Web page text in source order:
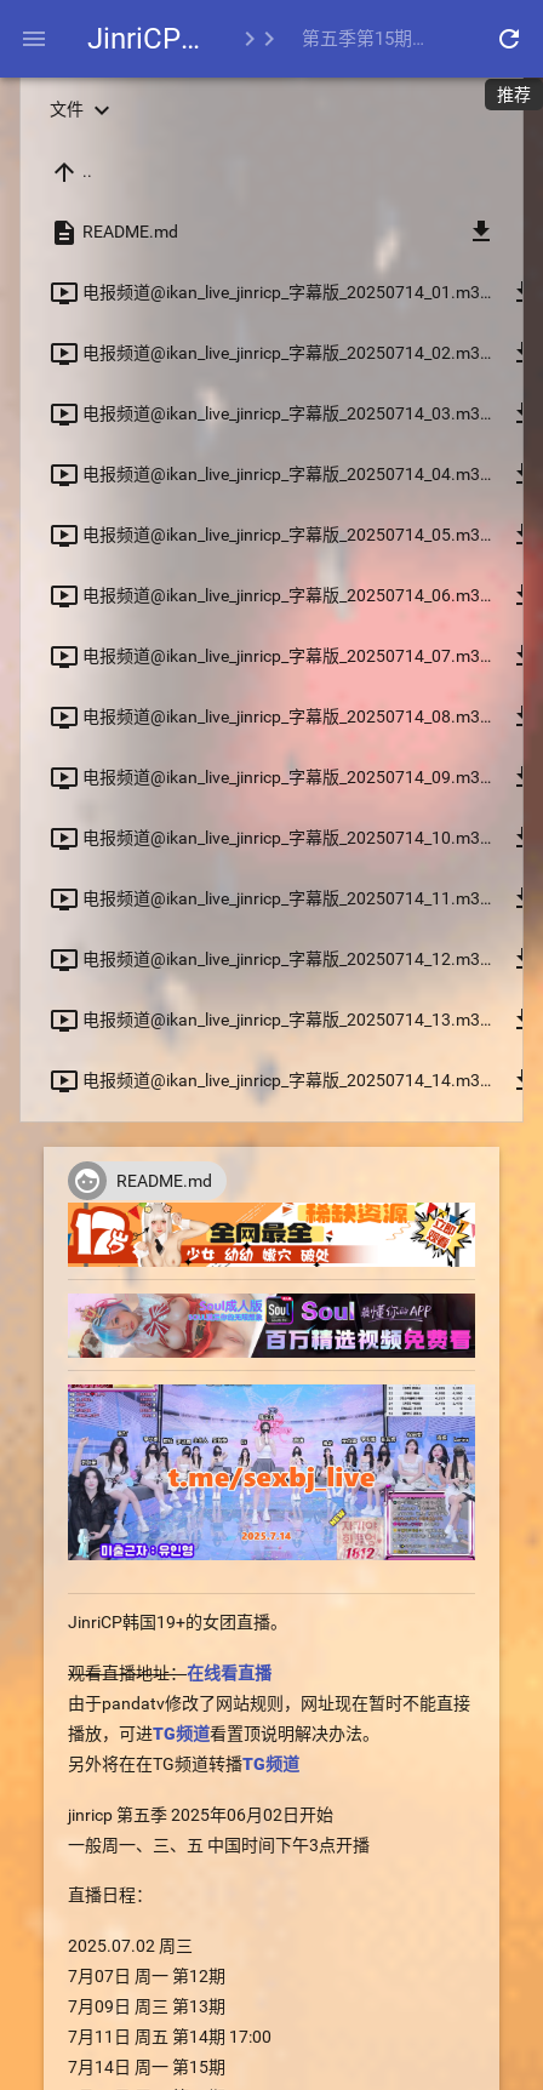
menu JinriCP第五季 chevron_right chevron_right 第五季第15期20250714 refresh
文件 expand_more
arrow_upward ..
description README.md file_download
ondemand_video 电报频道@ikan_live_jinricp_字幕版_20250714_01.m3u8 file_download
ondemand_video 电报频道@ikan_live_jinricp_字幕版_20250714_02.m3u8 file_download
ondemand_video 电报频道@ikan_live_jinricp_字幕版_20250714_03.m3u8 file_download
ondemand_video 电报频道@ikan_live_jinricp_字幕版_20250714_04.m3u8 file_download
ondemand_video 电报频道@ikan_live_jinricp_字幕版_20250714_05.m3u8 file_download
ondemand_video 电报频道@ikan_live_jinricp_字幕版_20250714_06.m3u8 file_download
ondemand_video 电报频道@ikan_live_jinricp_字幕版_20250714_07.m3u8 file_download
ondemand_video 电报频道@ikan_live_jinricp_字幕版_20250714_08.m3u8 file_download
ondemand_video 电报频道@ikan_live_jinricp_字幕版_20250714_09.m3u8 file_download
ondemand_video 电报频道@ikan_live_jinricp_字幕版_20250714_10.m3u8 file_download
ondemand_video 电报频道@ikan_live_jinricp_字幕版_20250714_11.m3u8 file_download
ondemand_video 电报频道@ikan_live_jinricp_字幕版_20250714_12.m3u8 file_download
ondemand_video 电报频道@ikan_live_jinricp_字幕版_20250714_13.m3u8 file_download
ondemand_video 电报频道@ikan_live_jinricp_字幕版_20250714_14.m3u8 file_download
face README.md
JinriCP韩国19+的女团直播。
观看直播地址：在线看直播
由于pandatv修改了网站规则，网址现在暂时不能直接
播放，可进TG频道看置顶说明解决办法。
另外将在在TG频道转播TG频道
jinricp 第五季 2025年06月02日开始
一般周一、三、五 中国时间下午3点开播
直播日程：
2025.07.02 周三
7月07日 周一 第12期
7月09日 周三 第13期
7月11日 周五 第14期 17:00
7月14日 周一 第15期
推荐